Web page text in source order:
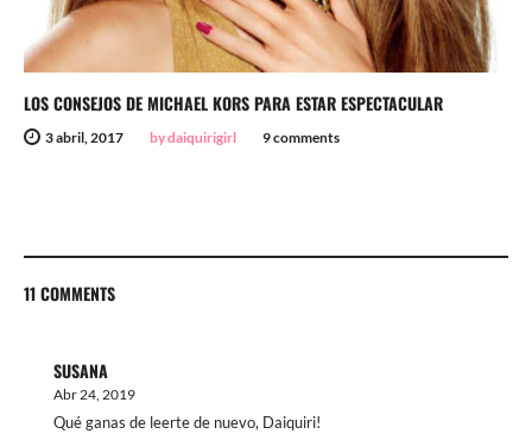
LOS CONSEJOS DE MICHAEL KORS PARA ESTAR ESPECTACULAR
3 abril, 2017 by daiquirigirl 9 comments
11 COMMENTS
SUSANA
Abr 24, 2019
Qué ganas de leerte de nuevo, Daiquiri!